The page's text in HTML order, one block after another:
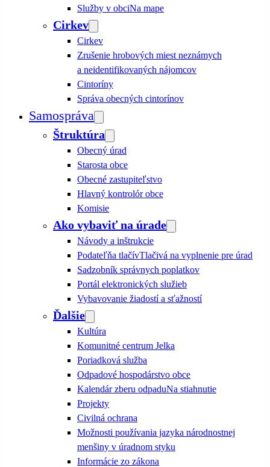
Služby v obciNa mape
Cirkev
Cirkev
Zrušenie hrobových miest neznámych
a neidentifikovaných nájomcov
Cintoríny
Správa obecných cintorínov
Samospráva
Štruktúra
Obecný úrad
Starosta obce
Obecné zastupiteľstvo
Hlavný kontrolór obce
Komisie
Ako vybaviť na úrade
Návody a inštrukcie
Podateľňa tlačívTlačivá na vyplnenie pre úrad
Sadzobník správnych poplatkov
Portál elektronických služieb
Vybavovanie žiadostí a sťažností
Ďalšie
Kultúra
Komunitné centrum Jelka
Poriadková služba
Odpadové hospodárstvo obce
Kalendár zberu odpaduNa stiahnutie
Projekty
Civilná ochrana
Možnosti používania jazyka národnostnej
menšiny v úradnom styku
Informácie zo zákona